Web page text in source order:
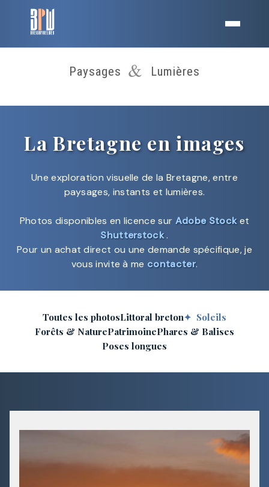
Paysages & Lumières
La Bretagne en images
Une exploration visuelle de la Bretagne, entre
paysages, instants et lumières.
Photos disponibles en licence sur Adobe Stock et
Shutterstock .
Pour un achat direct ou une demande spécifique, je
vous invite à me contacter.
Toutes les photosLittoral breton
Soleils
Forêts & NaturePatrimoinePhares & Balises
Poses longues